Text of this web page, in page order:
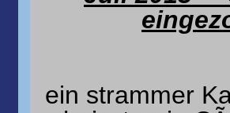
ein strammer